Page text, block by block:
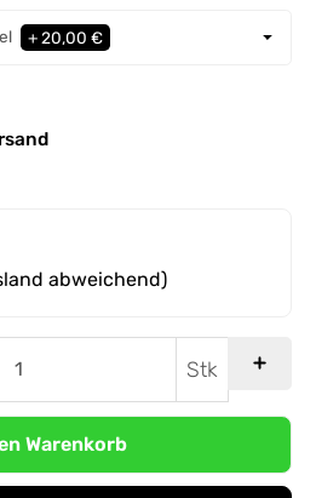
+ 20,00 €
abweichend)
Stk
Warenkorb